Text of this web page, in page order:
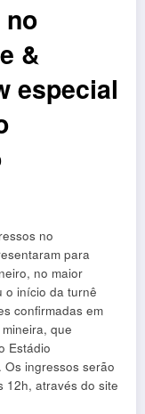
&
especial
no
para
no maior
o início da turnê
confirmadas em
que
Estádio
. Os ingressos serão
12h, através do site